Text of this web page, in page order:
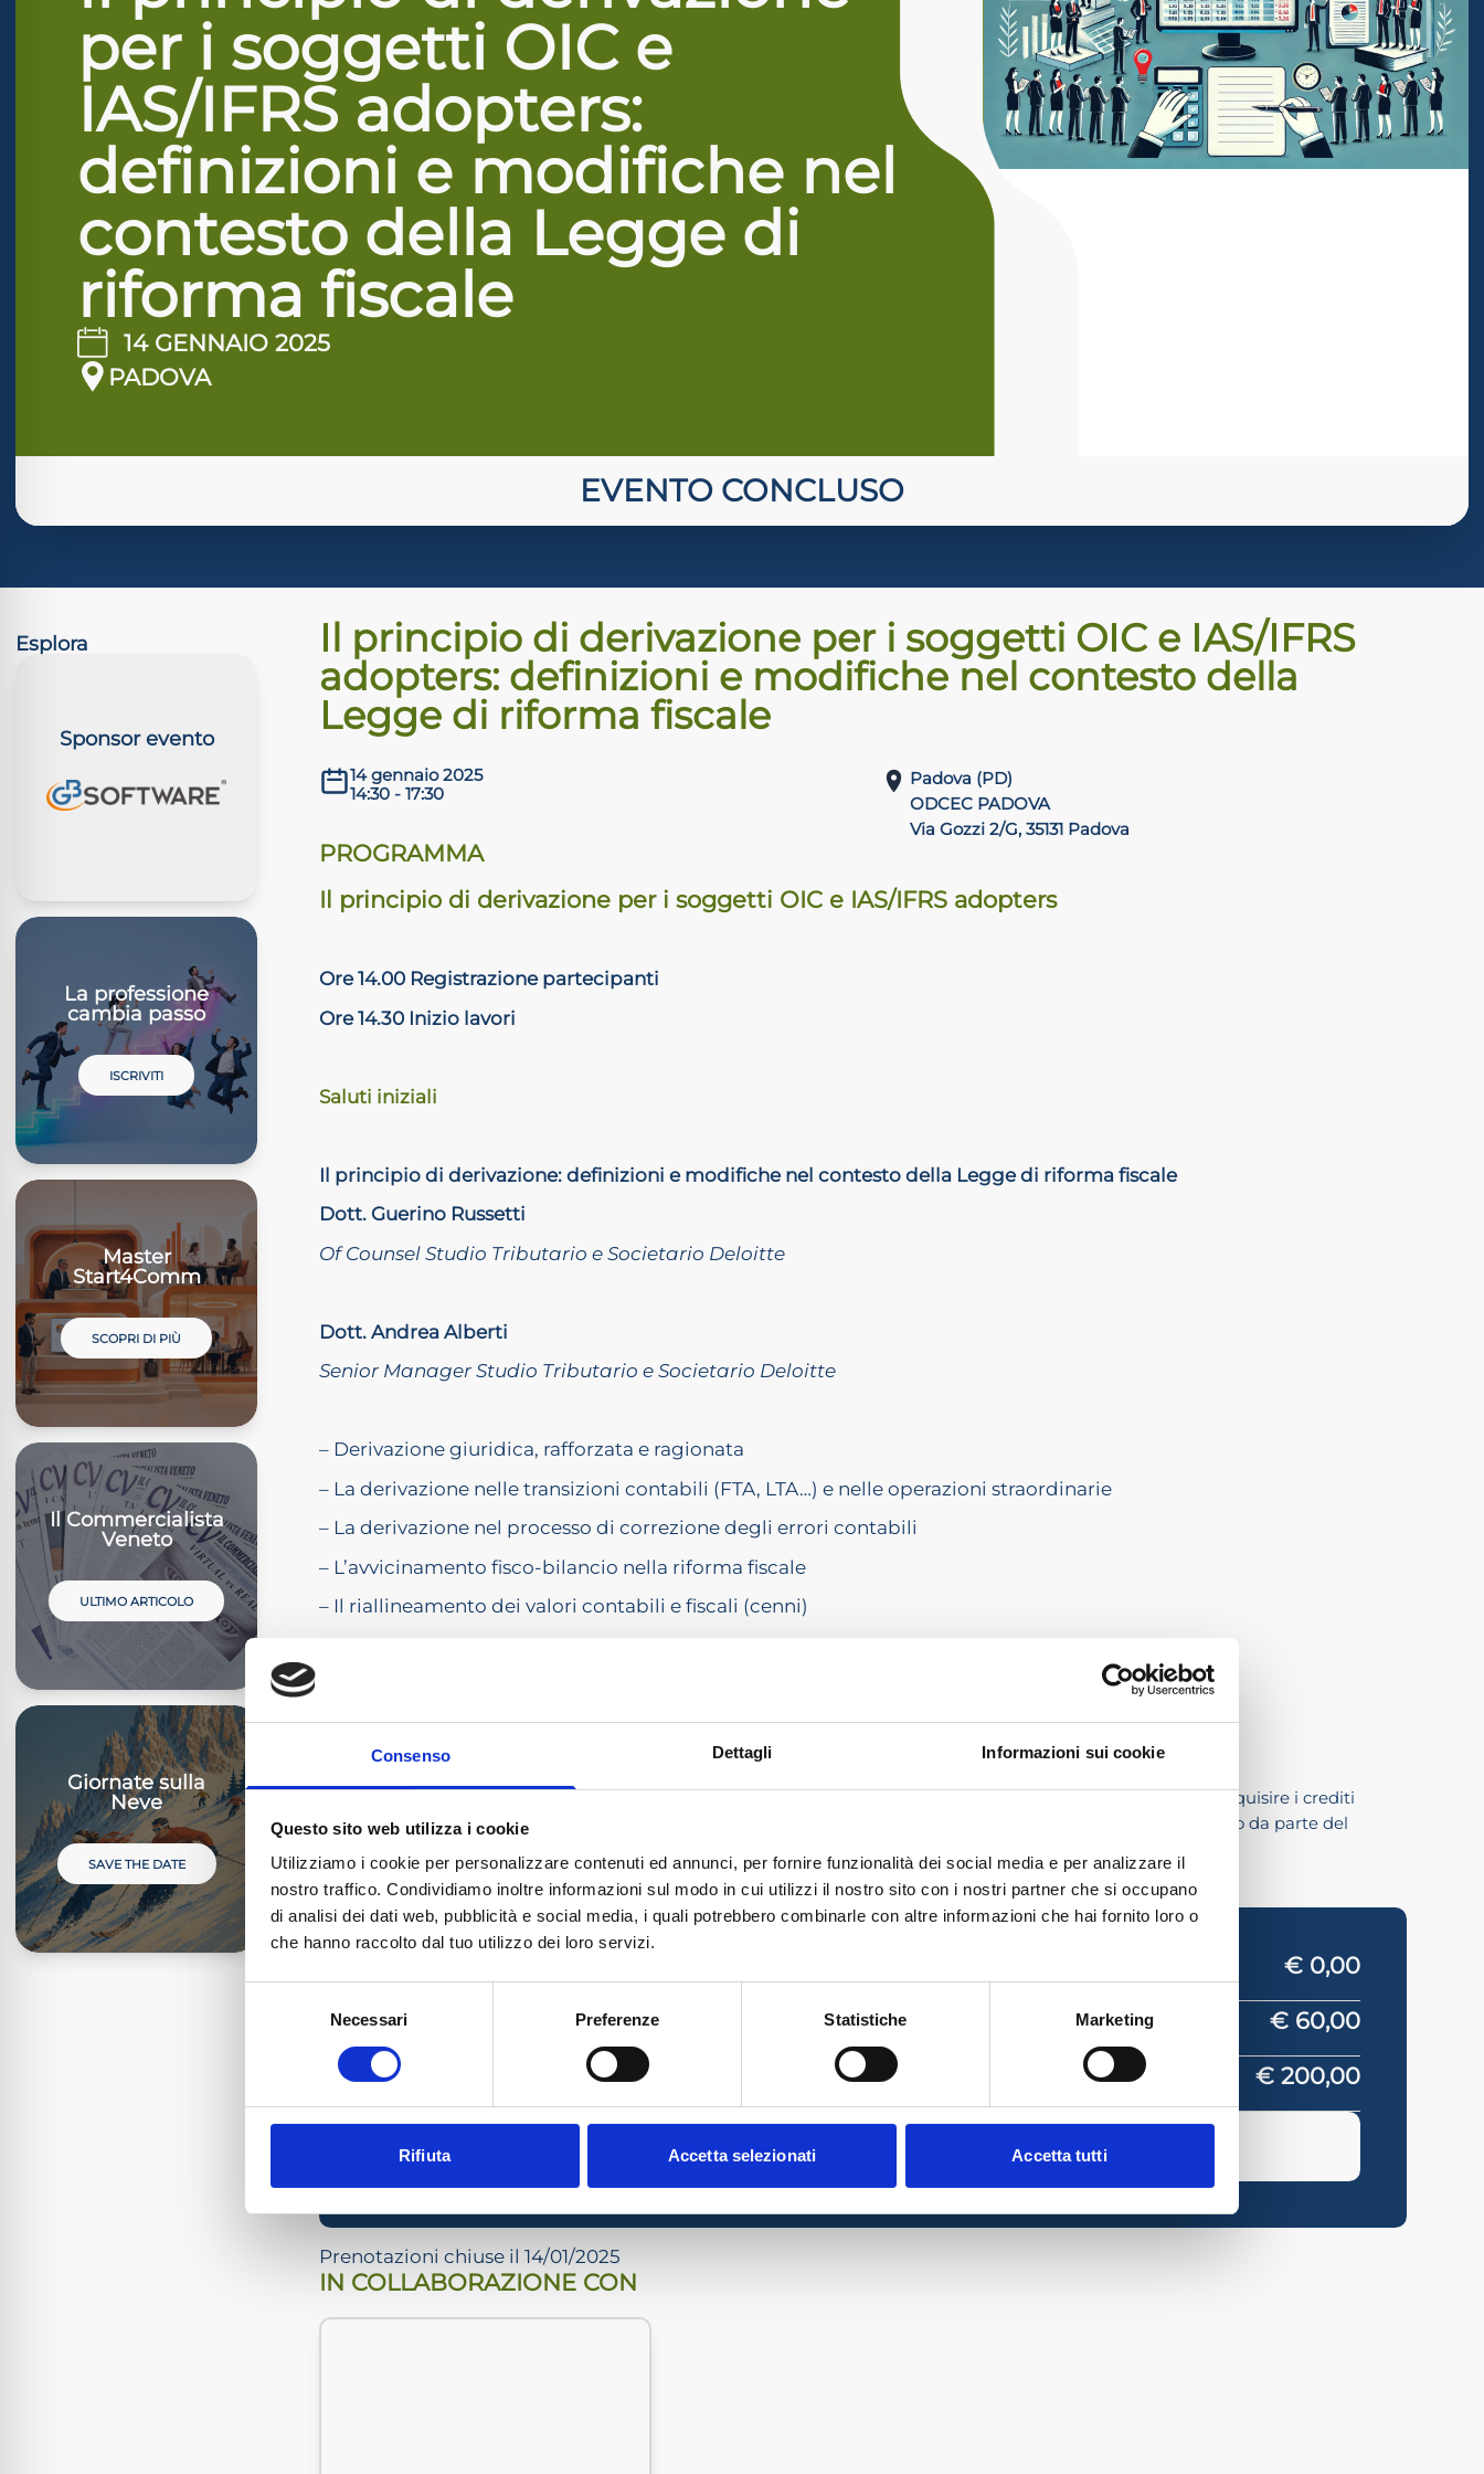
Consenso Dettagli Informazioni sui cookie
Questo sito web utilizza i cookie
Utilizziamo i cookie per personalizzare contenuti ed annunci, per fornire funzionalità dei social media e per analizzare il
nostro traffico. Condividiamo inoltre informazioni sul modo in cui utilizzi il nostro sito con i nostri partner che si occupano
di analisi dei dati web, pubblicità e social media, i quali potrebbero combinarle con altre informazioni che hai fornito loro o
che hanno raccolto dal tuo utilizzo dei loro servizi.
Necessari Preferenze Statistiche Marketing
Rifiuta Accetta selezionati Accetta tutti
per i soggetti OIC e
IAS/IFRS adopters:
definizioni e modifiche nel
contesto della Legge di
riforma fiscale
14 GENNAIO 2025
PADOVA
EVENTO CONCLUSO
Esplora
Sponsor evento
La professione
cambia passo
ISCRIVITI
Master
Start4Comm
SCOPRI DI PIÙ
Il Commercialista
Veneto
ULTIMO ARTICOLO
Giornate sulla
Neve
SAVE THE DATE
Il principio di derivazione per i soggetti OIC e IAS/IFRS
adopters: definizioni e modifiche nel contesto della
Legge di riforma fiscale
14 gennaio 2025
14:30 - 17:30
Padova (PD)
ODCEC PADOVA
Via Gozzi 2/G, 35131 Padova
PROGRAMMA
Il principio di derivazione per i soggetti OIC e IAS/IFRS adopters
Ore 14.00 Registrazione partecipanti
Ore 14.30 Inizio lavori
Saluti iniziali
Il principio di derivazione: definizioni e modifiche nel contesto della Legge di riforma fiscale
Dott. Guerino Russetti
Of Counsel Studio Tributario e Societario Deloitte
Dott. Andrea Alberti
Senior Manager Studio Tributario e Societario Deloitte
– Derivazione giuridica, rafforzata e ragionata
– La derivazione nelle transizioni contabili (FTA, LTA…) e nelle operazioni straordinarie
– La derivazione nel processo di correzione degli errori contabili
– L’avvicinamento fisco-bilancio nella riforma fiscale
– Il riallineamento dei valori contabili e fiscali (cenni)
Ore 17.30 Conclusione lavori
CREDITI FORMATIVI COMMERCIALISTI
3
L’evento è in corso di accreditamento. La partecipazione all’evento permette agli iscritti nell’albo di acquisire i crediti
formativi validi per l’adempimento dell’obbligo formativo solo se l’evento ha ottenuto l’accreditamento da parte del
COSTI DI ISCRIZIONE
€ 0,00
NON ASSOCIATI ADCEC3VE + IVA
€ 60,00
Iscrizione annuale ADCEC Tre Venezie
€ 200,00
EVENTO CONCLUSO
Prenotazioni chiuse il 14/01/2025
IN COLLABORAZIONE CON
sicuro contro le crisi
adatta all'ADHD
cecità
sicura per epilessia